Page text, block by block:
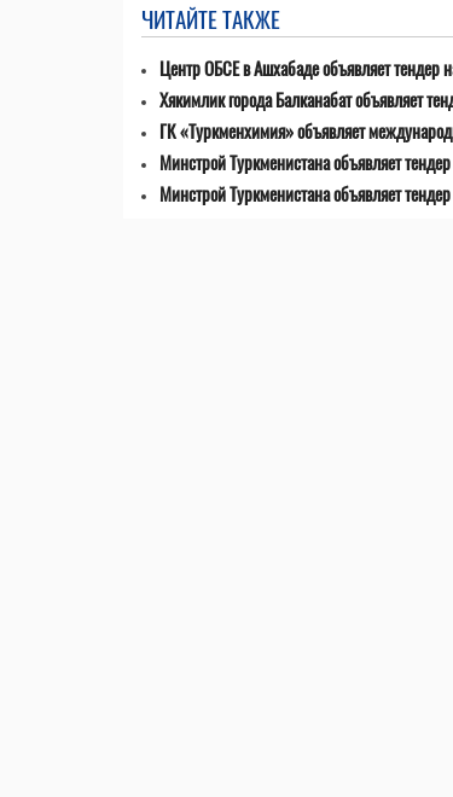
ЧИТАЙТЕ ТАКЖЕ
Центр ОБСЕ в Ашхабаде объявляет тендер
Хякимлик города Балканабат объявляет
ГК «Туркменхимия» объявляет
Минстрой Туркменистана объявляет
Минстрой Туркменистана объявляет